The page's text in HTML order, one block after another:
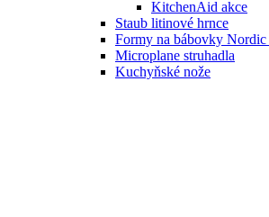
KitchenAid akce
Staub litinové hrnce
Formy na bábovky Nordic
Microplane struhadla
Kuchyňské nože